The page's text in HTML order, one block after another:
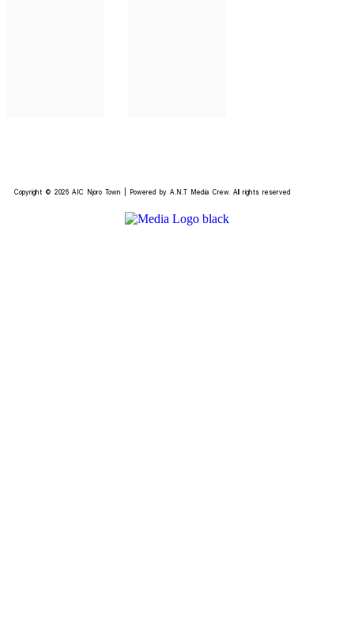
Copyright © 2026 AIC Njoro Town | Powered by A.N.T Media Crew. All rights reserved